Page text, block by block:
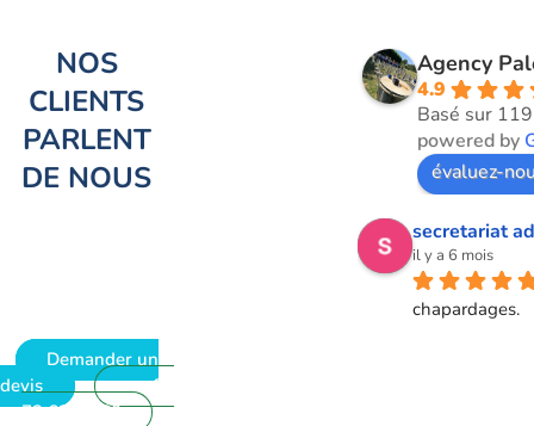
NOS
CLIENTS
PARLENT
DE NOUS
Demander un
devis
09
72 62 28 60
Agency
4.9
Basé sur
powered by
évaluez-
secretariat
il y a 6 mois
chapardages.